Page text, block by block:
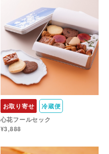
お取り寄せ
冷蔵便
心花フールセック
¥3,888